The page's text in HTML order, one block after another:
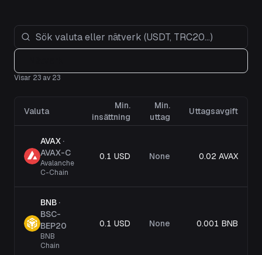
Visar 23 av 23
Valuta
Min.
insättning
Min.
uttag
Uttagsavgift
AVAX ·
AVAX-C
Avalanche
C-Chain
0.1 USD None 0.02 AVAX
BNB ·
BSC-
BEP20
BNB
Chain
0.1 USD None 0.001 BNB